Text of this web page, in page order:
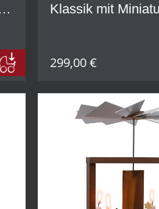
Klassik mit
299,00 €